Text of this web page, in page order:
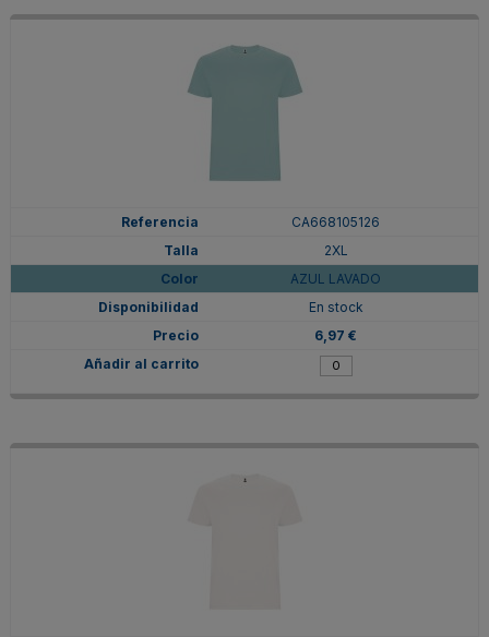
CA668105126
2XL
AZUL LAVADO
En stock
6,97 €